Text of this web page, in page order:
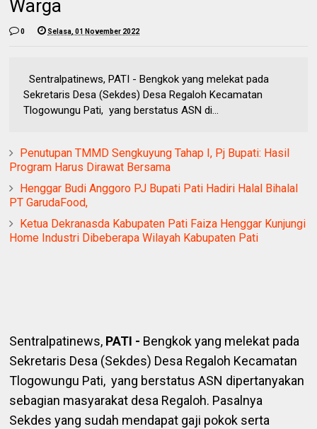
Warga
0 Selasa, 01 November 2022
Sentralpatinews, PATI - Bengkok yang melekat pada
Sekretaris Desa (Sekdes) Desa Regaloh Kecamatan
Tlogowungu Pati, yang berstatus ASN di...
Penutupan TMMD Sengkuyung Tahap I, Pj Bupati: Hasil
Program Harus Dirawat Bersama
Henggar Budi Anggoro PJ Bupati Pati Hadiri Halal Bihalal
PT GarudaFood,
Ketua Dekranasda Kabupaten Pati Faiza Henggar Kunjungi
Home Industri Dibeberapa Wilayah Kabupaten Pati
Sentralpatinews, PATI - Bengkok yang melekat pada
Sekretaris Desa (Sekdes) Desa Regaloh Kecamatan
Tlogowungu Pati, yang berstatus ASN dipertanyakan
sebagian masyarakat desa Regaloh. Pasalnya
Sekdes yang sudah mendapat gaji pokok serta